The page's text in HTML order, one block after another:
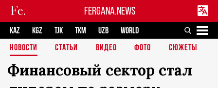
FERGANA.NEWS
KAZ KGZ TJK TKM UZB
WORLD
НОВОСТИ
СТАТЬИ ВИДЕО ФОТО СЮЖЕТЫ
Финансовый сектор стал